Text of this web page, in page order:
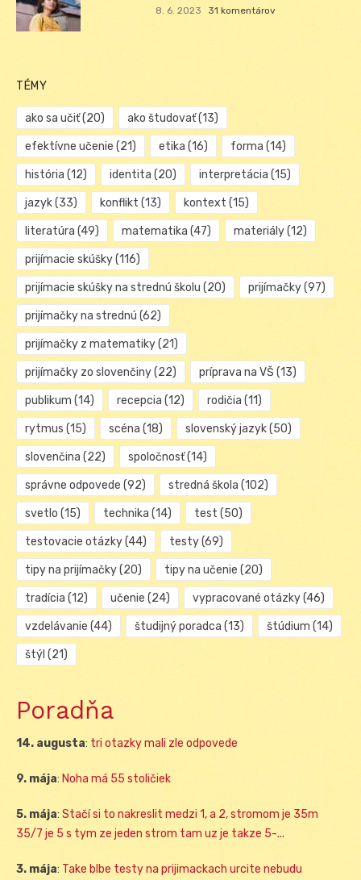
8. 6. 2023 31 komentárov
TÉMY
ako sa učiť(20) ako študovať(13)
efektívne učenie (21) etika (16) forma (14)
história (12) identita (20) interpretácia (15)
jazyk(33) konflikt (13) kontext (15)
literatúra (49) matematika (47) materiály(12)
prijímacie skúšky(116)
prijímacie skúšky na strednú školu (20) prijímačky(97)
prijímačky na strednú (62)
prijímačky z matematiky(21)
prijímačky zo slovenčiny(22) príprava na VŠ (13)
publikum (14) recepcia (12) rodičia (11)
rytmus (15) scéna (18) slovenský jazyk(50)
slovenčina (22) spoločnosť(14)
správne odpovede (92) stredná škola (102)
svetlo (15) technika (14) test (50)
testovacie otázky(44) testy(69)
tipy na prijímačky(20) tipy na učenie (20)
tradícia (12) učenie (24) vypracované otázky(46)
vzdelávanie (44) študijný poradca (13) štúdium (14)
štýl (21)
Poradňa
14. augusta: tri otazky mali zle odpovede
9. mája: Noha má 55 stoličiek
5. mája: Stačí si to nakreslit medzi 1, a 2, stromom je 35m
35/7 je 5 s tym ze jeden strom tam uz je takze 5-...
3. mája: Take blbe testy na prijimackach urcite nebudu